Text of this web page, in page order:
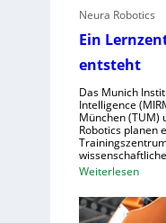
l
n
s
c
h
n
e
l
l
e
r
i
n
u
s
t
r
i
e
l
Neura Robotics
Ein
entsteht
Das Munich
Intelligence
München (TUM)
Robotics planen
Weiterlesen:
i